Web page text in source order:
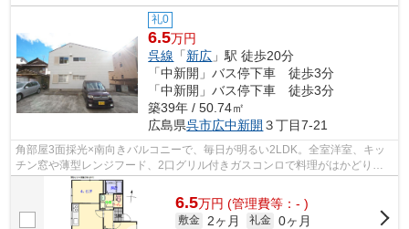
礼0
6.5万円
呉線 「新広 」駅 徒歩20分
「中新開」バス停下車 徒歩3分
「中新開」バス停下車 徒歩3分
築39年 / 50.74㎡
広島県呉市広中新開 ３丁目7-21
角部屋3面採光×南向きバルコニーで、毎日が明るい2LDK。全室洋室、キッ
チン窓や薄型レンジフード、2口グリル付きガスコンロで料理がはかどりま
す。エコジョーズと追い焚き、温水洗浄便...
6.5万円 (管理費等：- )
敷金 2ヶ月 礼金 0ヶ月